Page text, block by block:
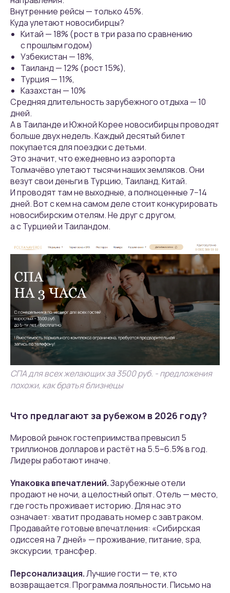
Внутренние рейсы — только 45%.
Куда улетают новосибирцы?
Китай — 18% (рост в три раза по сравнению
с прошлым годом)
Узбекистан — 18%,
Таиланд — 12% (рост 15%),
Турция — 11%,
Казахстан — 10%
Средняя длительность зарубежного отдыха — 10
дней.
А в Таиланде и Южной Корее новосибирцы проводят
больше двух недель. Каждый десятый билет
покупается для поездки с детьми.
Это значит, что ежедневно из аэропорта
Толмачёво улетают тысячи наших земляков. Они
везут свои деньги в Турцию, Таиланд, Китай.
И проводят там не выходные, а полноценные 7−14
дней. Вот с кем на самом деле стоит конкурировать
новосибирским отелям. Не друг с другом,
а с Турцией и Таиландом.
СПА для всех желающих за 3500 руб. - предложения
похожи, как братья близнецы
Что предлагают за рубежом в 2026 году?
Мировой рынок гостеприимства превысил 5
триллионов долларов и растёт на 5.5–6.5% в год.
Лидеры работают иначе.
Упаковка впечатлений.Зарубежные отели
продают не ночи, а целостный опыт. Отель — место,
где гость проживает историю. Для нас это
означает: хватит продавать номер с завтраком.
Продавайте готовые впечатления: «Сибирская
одиссея на 7 дней» — проживание, питание, spa,
экскурсии, трансфер.
Персонализация.Лучшие гости — те, кто
возвращается. Программа лояльности. Письмо на